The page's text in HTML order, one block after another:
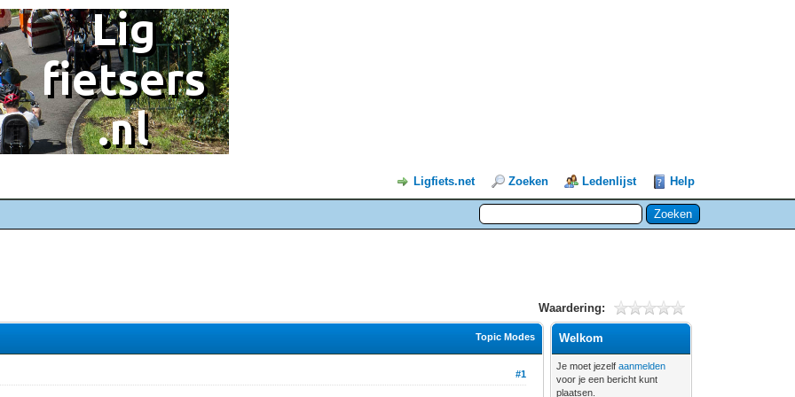
Ligfiets.net Zoeken Ledenlijst Help
Waardering:
Topic Modes
#1
Welkom
Je moet jezelfaanmelden
voor je een bericht kunt
plaatsen.